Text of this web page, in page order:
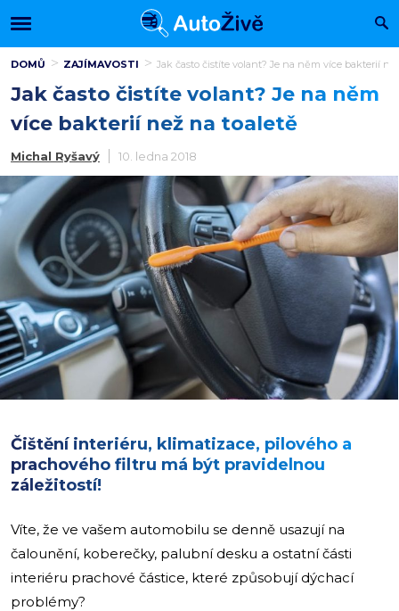
DOMŮ ZAJÍMAVOSTI Jak často čistíte volant? Je na něm více bakterií
Jak často čistíte volant? Je na něm
více bakterií než na toaletě
Michal Ryšavý 10. ledna 2018
Čištění interiéru, klimatizace, pilového a
prachového filtru má být pravidelnou
záležitostí!
Víte, že ve vašem automobilu se denně usazují na
čalounění, koberečky, palubní desku a ostatní části
interiéru prachové částice, které způsobují dýchací
problémy?